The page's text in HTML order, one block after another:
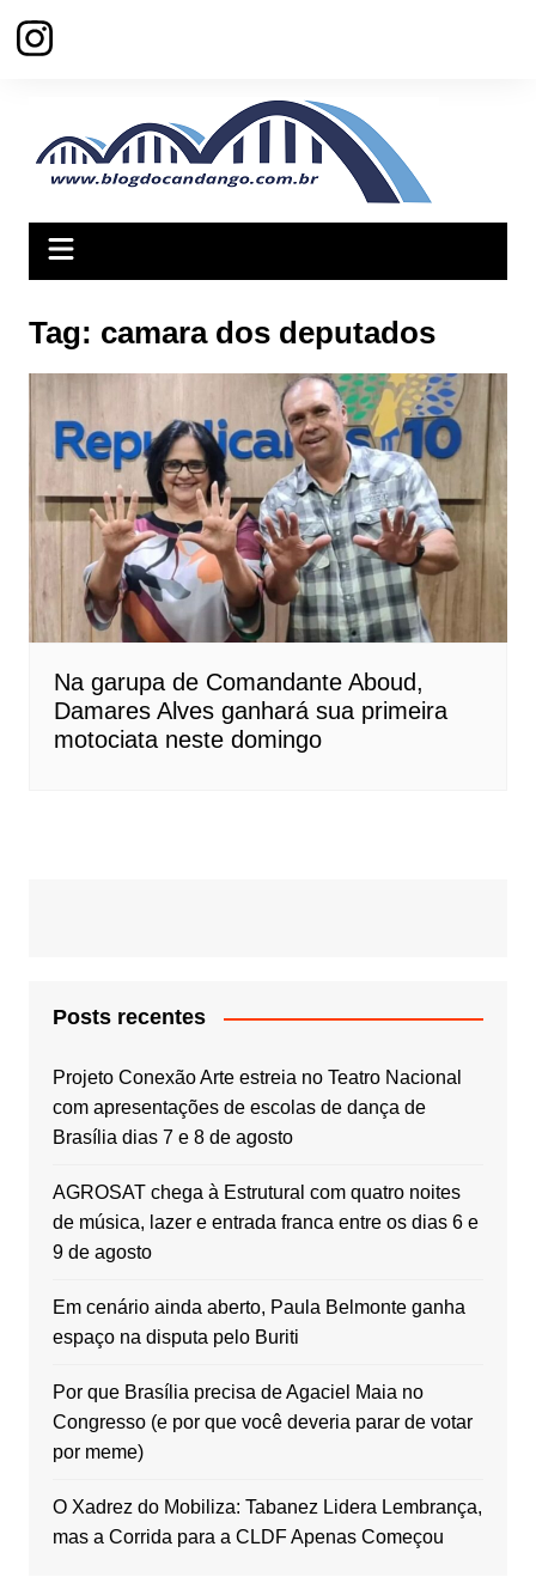
para
Tag: camara dos deputados
Na garupa de Comandante Aboud,
Damares Alves ganhará sua primeira
motociata neste domingo
Posts recentes
Projeto Conexão Arte estreia no Teatro Nacional
com apresentações de escolas de dança de
Brasília dias 7 e 8 de agosto
AGROSAT chega à Estrutural com quatro noites
de música, lazer e entrada franca entre os dias 6 e
9 de agosto
Em cenário ainda aberto, Paula Belmonte ganha
espaço na disputa pelo Buriti
Por que Brasília precisa de Agaciel Maia no
Congresso (e por que você deveria parar de votar
por meme)
O Xadrez do Mobiliza: Tabanez Lidera Lembrança,
mas a Corrida para a CLDF Apenas Começou